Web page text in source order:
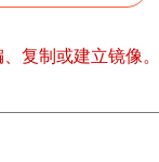
复制或建立镜像